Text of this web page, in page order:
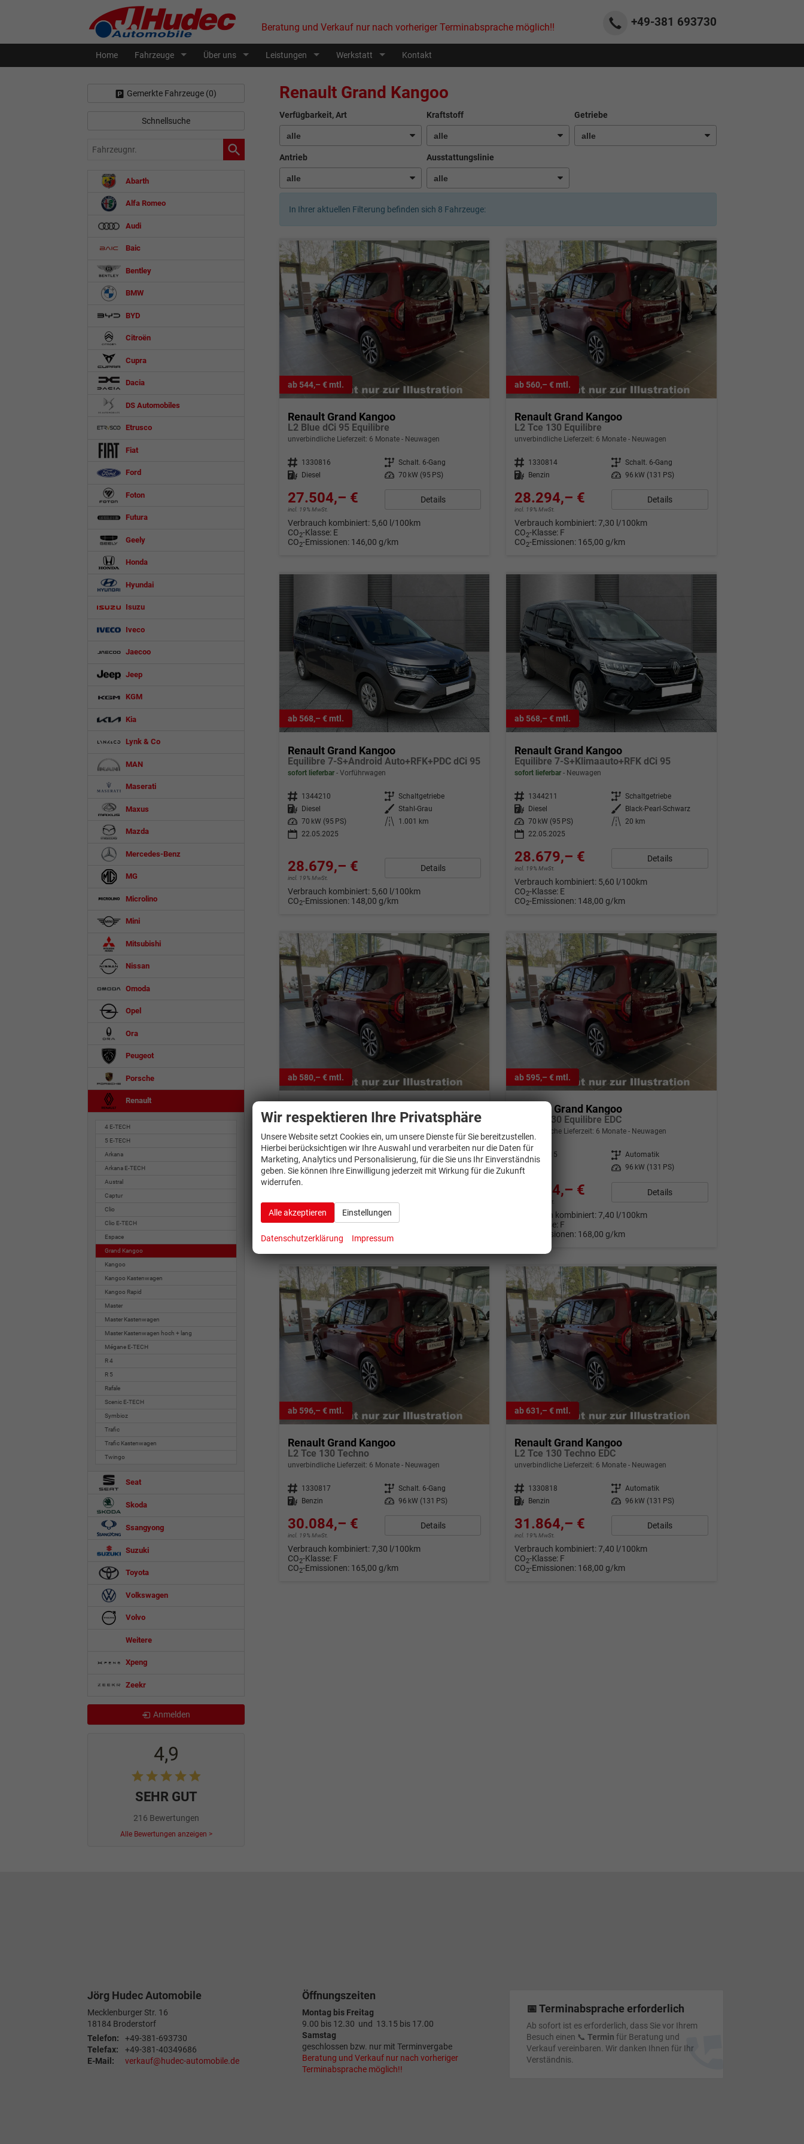
+49-381 693730
Beratung und Verkauf nur nach vorheriger Terminabsprache möglich!!
Home Fahrzeuge Über uns Leistungen Werkstatt Kontakt
Renault Grand Kangoo
Verfügbarkeit, Art Kraftstoff Getriebe
Antrieb Ausstattungslinie
In Ihrer aktuellen Filterung befinden sich 8 Fahrzeuge:
ab 544,– € mtl.
Renault Grand Kangoo
L2 Blue dCi 95 Equilibre
unverbindliche Lieferzeit: 6 Monate Neuwagen
Fahrzeugnr. 1330816 Getriebe Schalt. 6-Gang
Kraftstoff
Diesel Leistung 70 kW (95 PS)
27.504,– €
incl. 19% MwSt.
Details
Verbrauch kombiniert: 5,60 l/100km
CO2-Klasse: E
CO2-Emissionen: 146,00 g/km
ab 560,– € mtl.
Renault Grand Kangoo
L2 Tce 130 Equilibre
unverbindliche Lieferzeit: 6 Monate Neuwagen
Fahrzeugnr. 1330814 Getriebe Schalt. 6-Gang
Kraftstoff
Benzin Leistung 96 kW (131 PS)
28.294,– €
incl. 19% MwSt.
Details
Verbrauch kombiniert:7,30 l/100km
CO2-Klasse: F
CO2-Emissionen: 165,00 g/km
ab 568,– € mtl.
Renault Grand Kangoo
Equilibre 7-S+Android Auto+RFK+PDC dCi 95
sofort lieferbar Vorführwagen
Fahrzeugnr. 1344210 Getriebe Schaltgetriebe
Kraftstoff Diesel Außenfarbe Stahl-Grau
Leistung
70 kW (95 PS) Kilometerstand
1.001 km
22.05.2025
28.679,– €
incl. 19% MwSt.
Details
Verbrauch kombiniert: 5,60 l/100km
CO2-Emissionen: 148,00 g/km
ab 568,– € mtl.
Renault Grand Kangoo
Equilibre 7-S+Klimaauto+RFK dCi 95
sofort lieferbar Neuwagen
Fahrzeugnr. 1344211 Getriebe Schaltgetriebe
Kraftstoff Diesel Außenfarbe
Black-Pearl-Schwarz
Leistung
70 kW (95 PS) Kilometerstand
20 km
22.05.2025
28.679,– €
incl. 19% MwSt.
Details
Verbrauch kombiniert: 5,60 l/100km
CO2-Klasse: E
CO2-Emissionen: 148,00 g/km
ab 580,– € mtl.
Renault Grand Kangoo
L2 Blue dCi 95 Techno
unverbindliche Lieferzeit: 6 Monate Neuwagen
1330819 Getriebe
Schalt. 6-Gang
Kraftstoff Diesel Leistung 70 kW (95 PS)
29.294,– €
incl. 19% MwSt.
Verbrauch kombiniert:5,60 l/100km
CO -Klasse:E
CO2-Emissionen: 146,00 g/km
ab 595,– € mtl.
Renault Grand Kangoo
L2 Tce 130 Equilibre EDC
unverbindliche Lieferzeit: 6 Monate Neuwagen
1330815 Getriebe Automatik
Kraftstoff
Leistung 96 kW (131 PS)
30.074,– €
incl. 19% MwSt.
Details
Verbrauch kombiniert:7,40 l/100km
-Klasse: F
-Emissionen: 168,00 g/km
ab 596,– € mtl.
Renault Grand Kangoo
L2 Tce 130 Techno
unverbindliche Lieferzeit: 6 Monate Neuwagen
Fahrzeugnr. 1330817 Getriebe Schalt. 6-Gang
Kraftstoff
Benzin Leistung 96 kW (131 PS)
30.084,– €
incl. 19% MwSt.
Details
Verbrauch kombiniert:7,30 l/100km
CO2-Klasse: F
CO2-Emissionen: 165,00 g/km
ab 631,– € mtl.
Renault Grand Kangoo
L2 Tce 130 Techno EDC
unverbindliche Lieferzeit: 6 Monate Neuwagen
Fahrzeugnr. 1330818 Getriebe Automatik
Kraftstoff
Benzin Leistung 96 kW (131 PS)
31.864,– €
incl. 19% MwSt.
Details
Verbrauch kombiniert:7,40 l/100km
CO2-Klasse: F
CO2-Emissionen: 168,00 g/km
Gemerkte Fahrzeuge (0)
Schnellsuche
Fahrzeugnr.
Abarth
Alfa Romeo
Audi
Baic
Bentley
BMW
BYD
Citroën
Cupra
Dacia
DS Automobiles
Etrusco
Fiat
Ford
Foton
Futura
Geely
Honda
Hyundai
Isuzu
Iveco
Jaecoo
Jeep
KGM
Kia
Lynk & Co
MAN
Maserati
Maxus
Mazda
Mercedes-Benz
MG
Microlino
Mini
Mitsubishi
Nissan
Omoda
Opel
Ora
Peugeot
Porsche
Renault
4 E-TECH
5 E-TECH
Arkana
Arkana E-TECH
Austral
Captur
Clio
Clio E-TECH
Espace
Grand Kangoo
Kangoo
Kangoo Kastenwagen
Kangoo Rapid
Master
Master Kastenwagen
Master Kastenwagen hoch + lang
Mégane E-TECH
R 4
R 5
Rafale
Scenic E-TECH
Symbioz
Trafic
Trafic Kastenwagen
Twingo
Seat
Skoda
Ssangyong
Suzuki
Toyota
Volkswagen
Volvo
Weitere
Xpeng
Zeekr
Anmelden
4,9
SEHR GUT
216 Bewertungen
Alle Bewertungen anzeigen >
Jörg Hudec Automobile
Mecklenburger Str. 16
18184 Broderstorf
Telefon:
+49-381-693730
Telefax:
+49-381-40349686
E-Mail:
verkauf@hudec-automobile.de
Öffnungszeiten
Montag bis Freitag
9.00 bis 12.30 und 13.15 bis 17.00
Samstag
geschlossen bzw. nur mit Terminvergabe
Beratung und Verkauf nur nach vorheriger
Terminabsprache möglich!!
📅 Terminabsprache erforderlich
Ab sofort ist es erforderlich, dass Sie vor Ihrem
Besuch einen 📞Termin für Beratung und
Verkauf vereinbaren. Wir danken Ihnen für Ihr
Verständnis.
Wir respektieren Ihre Privatsphäre
Unsere Website setzt Cookies ein, um unsere Dienste für Sie bereitzustellen.
Hierbei berücksichtigen wir Ihre Auswahl und verarbeiten nur die Daten für
Marketing, Analytics und Personalisierung, für die Sie uns Ihr Einverständnis
geben. Sie können Ihre Einwilligung jederzeit mit Wirkung für die Zukunft
widerrufen.
Alle akzeptieren Einstellungen
Datenschutzerklärung Impressum